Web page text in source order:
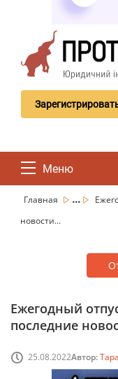
Меню
Главная ...
новости...
Ежегодный
последние
25.08.2022Автор: